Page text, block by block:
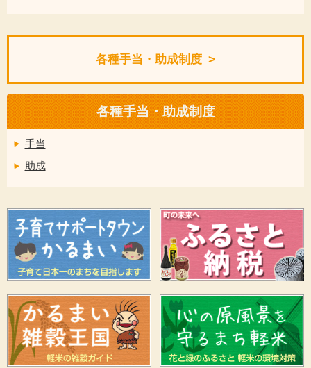
各種手当・助成制度
各種手当・助成制度
手当
助成